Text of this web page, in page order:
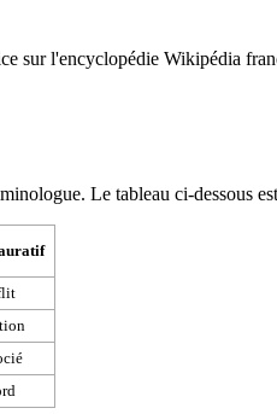
sur l'encyclopédie Wikipédia
Le tableau ci-dessous